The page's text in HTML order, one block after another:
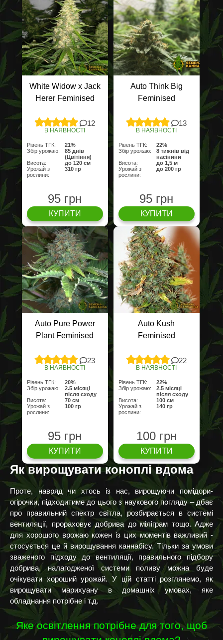
White Widow x Jack
Herer Feminised
12
В НАЯВНОСТІ
Рівень ТГК:
21%
Збір урожаю:
85 днів
(Цвітіння)
Висота:
до 120 см
Урожай з
рослини:
310 гр
95 грн
КУПИТИ
Auto Think Big
Feminised
13
В НАЯВНОСТІ
Рівень ТГК:
22%
Збір урожаю:
8 тижнів від
насінини
Висота:
до 1,5 м
Урожай з
рослини:
до 200 гр
95 грн
КУПИТИ
Auto Pure Power
Plant Feminised
23
В НАЯВНОСТІ
Рівень ТГК:
20%
Збір урожаю:
2.5 місяці
після сходу
Висота:
70 см
Урожай з
рослини:
100 гр
95 грн
КУПИТИ
Auto Kush
Feminised
22
В НАЯВНОСТІ
Рівень ТГК:
22%
Збір урожаю:
2.5 місяці
після сходу
Висота:
100 см
Урожай з
рослини:
140 гр
100 грн
КУПИТИ
Як вирощувати коноплі вдома
Проте, навряд чи хтось із нас, вирощуючи помідори-
огірочки, підходитиме до цього з наукового погляду – дбає
про правильний спектр світла, розбирається в системі
вентиляції, прораховує добрива до міліграм тощо. Адже
для хорошого врожаю кожен із цих моментів важливий -
стосується це й вирощування каннабісу. Тільки за умови
зваженого підходу до вентиляції, правильного підбору
добрива, налагодженої системи поливу можна буде
очікувати хороший урожай. У цій статті розглянемо, як
вирощувати марихуану в домашніх умовах, яке
обладнання потрібне і т.д.
Яке освітлення потрібне для того, щоб